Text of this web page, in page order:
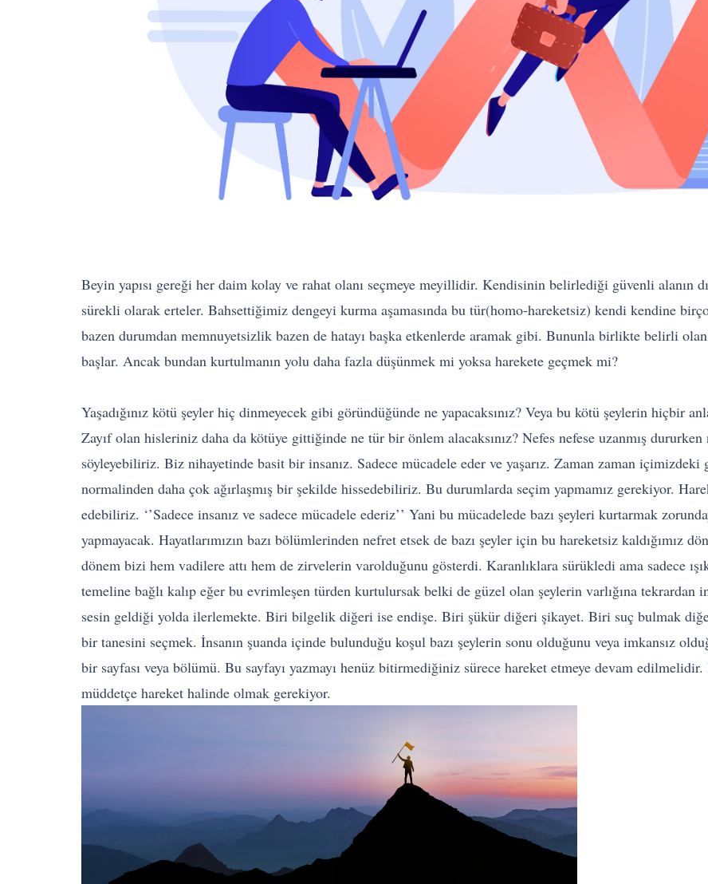
Beyin yapısı gereği her daim kolay ve rahat olanı seçmeye meyillidir. Kendisinin belirlediği güvenli alanın
sürekli olarak erteler. Bahsettiğimiz dengeyi kurma aşamasında bu tür(homo-hareketsiz) kendi kendine
bazen durumdan memnuyetsizlik bazen de hatayı başka etkenlerde aramak gibi. Bununla birlikte belirli
başlar. Ancak bundan kurtulmanın yolu daha fazla düşünmek mi yoksa harekete geçmek mi?
Yaşadığınız kötü şeyler hiç dinmeyecek gibi göründüğünde ne yapacaksınız? Veya bu kötü şeylerin hiçbir
Zayıf olan hisleriniz daha da kötüye gittiğinde ne tür bir önlem alacaksınız? Nefes nefese uzanmış
söyleyebiliriz. Biz nihayetinde basit bir insanız. Sadece mücadele eder ve yaşarız. Zaman zaman
normalinden daha çok ağırlaşmış bir şekilde hissedebiliriz. Bu durumlarda seçim yapmamız gerekiyor.
edebiliriz. ‘’Sadece insanız ve sadece mücadele ederiz’’ Yani bu mücadelede bazı şeyleri kurtarmak
yapmayacak. Hayatlarımızın bazı bölümlerinden nefret etsek de bazı şeyler için bu hareketsiz kaldığımız
dönem bizi hem vadilere attı hem de zirvelerin varolduğunu gösterdi. Karanlıklara sürükledi ama sadece
temeline bağlı kalıp eğer bu evrimleşen türden kurtulursak belki de güzel olan şeylerin varlığına
sesin geldiği yolda ilerlemekte. Biri bilgelik diğeri ise endişe. Biri şükür diğeri şikayet. Biri suç bulmak
bir tanesini seçmek. İnsanın şuanda içinde bulunduğu koşul bazı şeylerin sonu olduğunu veya imkansız
bir sayfası veya bölümü. Bu sayfayı yazmayı henüz bitirmediğiniz sürece hareket etmeye devam
müddetçe hareket halinde olmak gerekiyor.